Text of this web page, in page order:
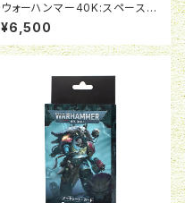
ウォーハンマー40K:スペースマ
リーン：エインシェント（ターミネ
イター・アーマー装備）
¥6,500